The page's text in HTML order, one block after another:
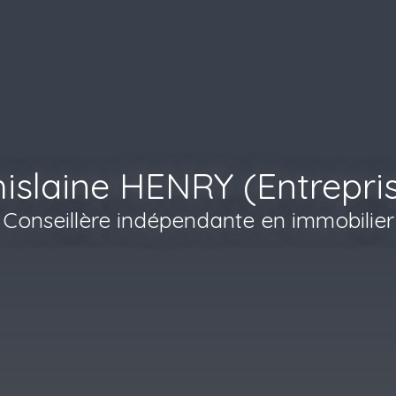
HENRY
Conseillère indépendante en immobilier